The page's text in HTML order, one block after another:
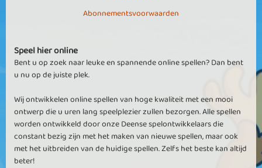
Abonnementsvoorwaarden
Speel hier online
Bent u op zoek naar leuke en spannende online spellen? Dan bent
u nu op de juiste plek.
Wij ontwikkelen online spellen van hoge kwaliteit met een mooi
ontwerp die u uren lang speelplezier zullen bezorgen. Alle spellen
worden ontwikkeld door onze Deense spelontwikkelaars die
constant bezig zijn met het maken van nieuwe spellen, maar ook
met het uitbreiden van de huidige spellen. Zelfs het beste kan altijd
beter!